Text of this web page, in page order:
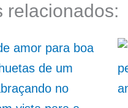
relacionados: